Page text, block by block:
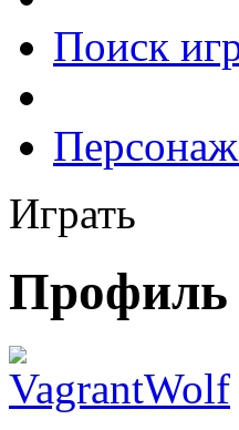
Поиск
Играть
Профиль